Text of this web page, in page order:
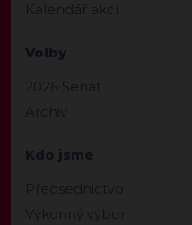
Kalendář akcí
Volby
2026 Senát
Archiv
Kdo jsme
Předsednictvo
Výkonný výbor